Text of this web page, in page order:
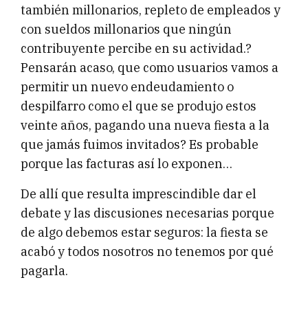
también millonarios, repleto de empleados y
con sueldos millonarios que ningún
contribuyente percibe en su actividad.?
Pensarán acaso, que como usuarios vamos a
permitir un nuevo endeudamiento o
despilfarro como el que se produjo estos
veinte años, pagando una nueva fiesta a la
que jamás fuimos invitados? Es probable
porque las facturas así lo exponen…
De allí que resulta imprescindible dar el
debate y las discusiones necesarias porque
de algo debemos estar seguros: la fiesta se
acabó y todos nosotros no tenemos por qué
pagarla.